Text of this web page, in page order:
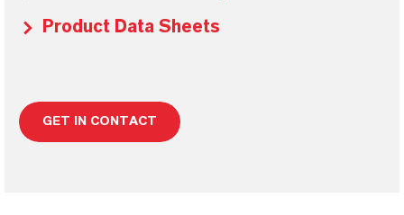
Product Data Sheets
GET IN CONTACT